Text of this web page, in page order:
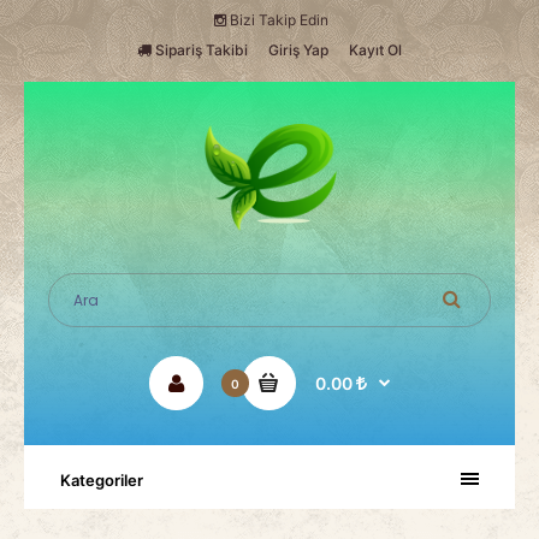
Bizi Takip Edin
Sipariş Takibi
Giriş Yap Kayıt Ol
0 0.00
Kategoriler